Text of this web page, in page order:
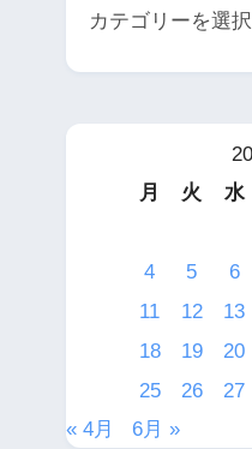
月
火 水
4
5 6
11
12 13
18
19 20
25
26 27
« 4月
6月 »